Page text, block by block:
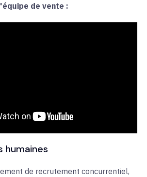
de vente :
humaines
de recrutement concurrentiel,